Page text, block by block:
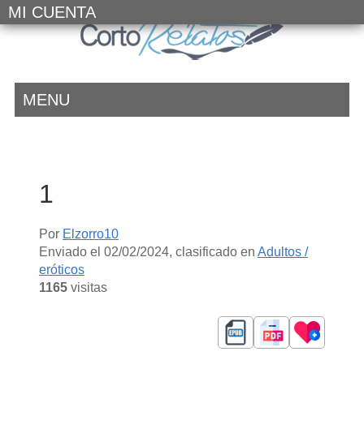
MI CUENTA
MENU
1
Por Elzorro10
Enviado el 02/02/2024, clasificado en Adultos /
eróticos
1165visitas